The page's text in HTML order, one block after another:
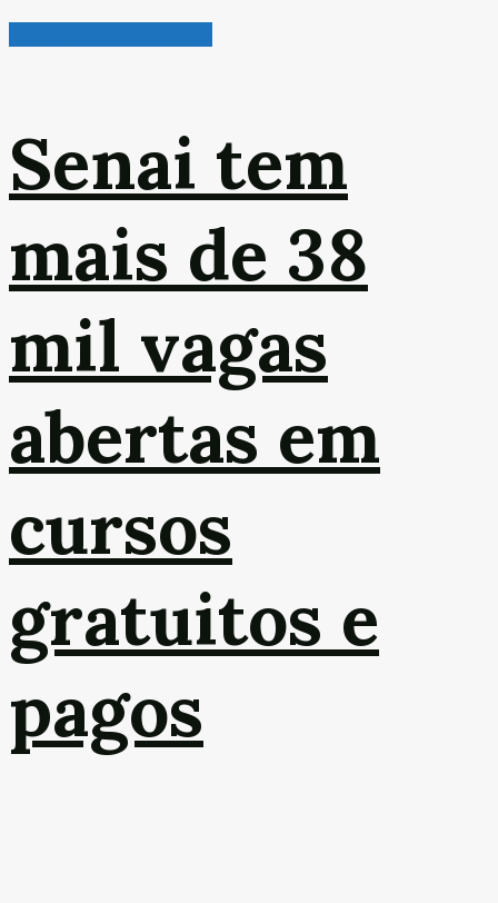
Senai tem
mais de 38
mil vagas
abertas em
cursos
gratuitos e
pagos